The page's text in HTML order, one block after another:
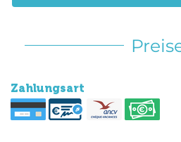
Zahlungsart